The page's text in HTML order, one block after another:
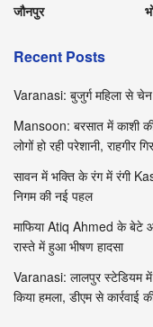
जौनपुर
Recent Posts
Varanasi: बुजुर्ग महिला से
Mansoon: बरसात में काशी
लोगों हो रही परेशानी, राहगीर
सावन में भक्ति के रंग में रंगी
निगम की नई पहल
माफिया Atiq Ahmed के बेटे
रास्ते में हुआ भीषण हादसा
Varanasi: लालपुर स्टेडियम में
किया हमला, डीएम से कार्रवाई